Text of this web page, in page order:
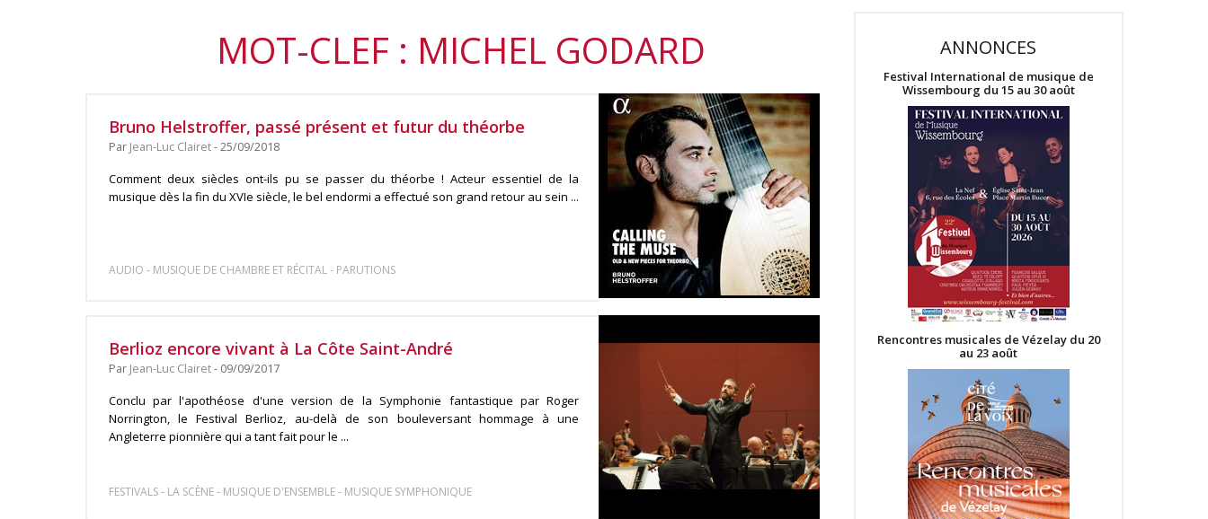
MOT-CLEF : MICHEL GODARD
Bruno Helstroffer, passé présent et futur du théorbe
Par Jean-Luc Clairet- 25/09/2018
Comment deux siècles ont-ils pu se passer du théorbe ! Acteur essentiel de la
musique dès la fin du XVIe siècle, le bel endormi a effectué son grand retour au sein ...
AUDIO - MUSIQUE DE CHAMBRE ET RÉCITAL- PARUTIONS
Berlioz encore vivant à La Côte Saint-André
Par Jean-Luc Clairet- 09/09/2017
Conclu par l'apothéose d'une version de la Symphonie fantastique par Roger
Norrington, le Festival Berlioz, au-delà de son bouleversant hommage à une
Angleterre pionnière qui a tant fait pour le ...
FESTIVALS- LA SCÈNE- MUSIQUE D'ENSEMBLE- MUSIQUE SYMPHONIQUE
ANNONCES
Festival International de musique de
Wissembourg du 15 au 30 août
Rencontres musicales de Vézelay du 20
au 23 août